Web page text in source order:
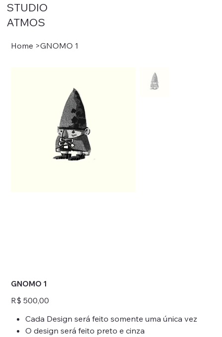
STUDIO
ATMOS
Home >GNOMO 1
GNOMO 1
Preço
R$ 500,00
Cada Design será feito somente uma única vez
O design será feito preto e cinza